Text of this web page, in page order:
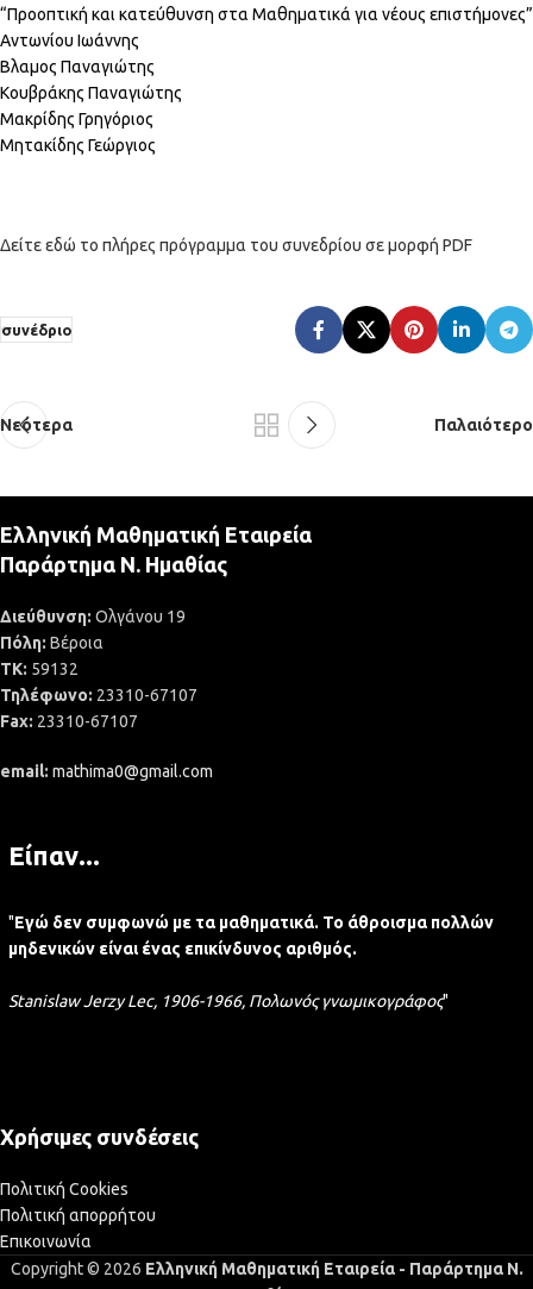
“Προοπτική και κατεύθυνση στα Μαθηματικά για νέους επιστήμονες”
Αντωνίου Ιωάννης
Βλαμος Παναγιώτης
Κουβράκης Παναγιώτης
Μακρίδης Γρηγόριος
Μητακίδης Γεώργιος
Δείτε εδώ το πλήρες πρόγραμμα του συνεδρίου σε μορφή PDF
συνέδριο
Νεότερα Παλαιότερο
Ελληνική Μαθηματική Εταιρεία
Παράρτημα Ν. Ημαθίας
Διεύθυνση: Ολγάνου 19
Πόλη: Βέροια
ΤΚ: 59132
Τηλέφωνο: 23310-67107
Fax: 23310-67107
email: mathima0@gmail.com
Είπαν...
"Εγώ δεν συμφωνώ με τα μαθηματικά. Το άθροισμα πολλών
μηδενικών είναι ένας επικίνδυνος αριθμός.
Stanislaw Jerzy Lec, 1906-1966, Πολωνός γνωμικογράφος"
Χρήσιμες συνδέσεις
Πολιτική Cookies
Πολιτική απορρήτου
Επικοινωνία
Copyright © 2026 Ελληνική Μαθηματική Εταιρεία - Παράρτημα Ν.